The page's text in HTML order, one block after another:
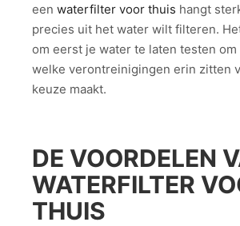
een waterfilter voor thuis hangt
precies uit het water wilt filteren.
om eerst je water te laten testen om
welke verontreinigingen erin zitten
keuze maakt.
DE VOORDELEN
WATERFILTER
THUIS